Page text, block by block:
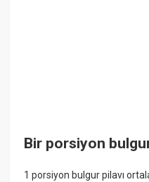
Bir porsiyon
1 porsiyon bulgur pilavı